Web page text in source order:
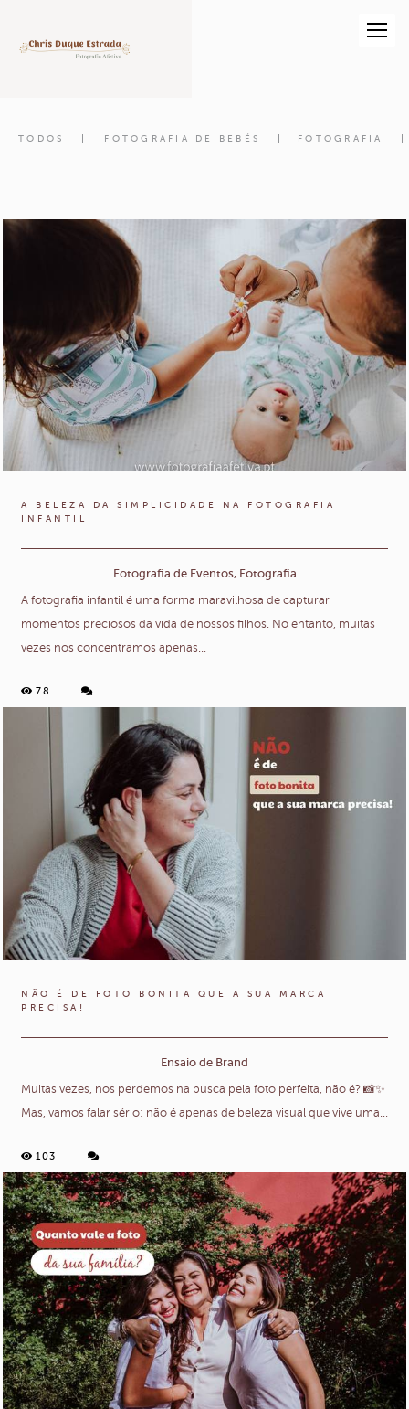
TODOS FOTOGRAFIA DE BEBÉS FOTOGRAFIA
A BELEZA DA SIMPLICIDADE NA FOTOGRAFIA
INFANTIL
Fotografia de Eventos, Fotografia
78
A fotografia infantil é uma forma maravilhosa de capturar
momentos preciosos da vida de nossos filhos. No entanto, muitas
vezes nos concentramos apenas...
NÃO É DE FOTO BONITA QUE A SUA MARCA
PRECISA!
Ensaio de Brand
103
Muitas vezes, nos perdemos na busca pela foto perfeita, não é? 📸✨
Mas, vamos falar sério: não é apenas de beleza visual que vive uma...